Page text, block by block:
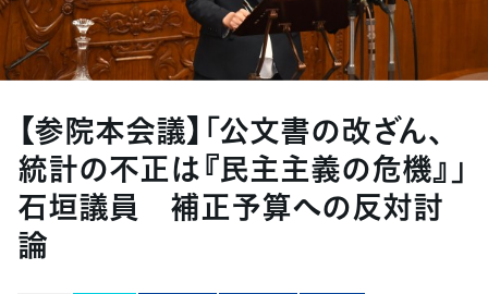
【参院本会議】「公文書の改ざん、
統計の不正は『民主主義の危機』」
石垣議員 補正予算への反対討
論